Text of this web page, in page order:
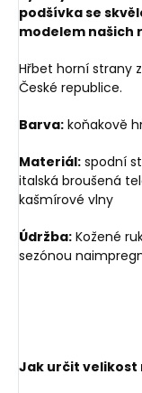
podšívka se
modelem našich
Hřbet horní strany
České republice.
Barva: koňakově
Materiál: spodní
italská broušená
kašmírové vlny
Údržba: Kožené
sezónou
Jak určit velikost